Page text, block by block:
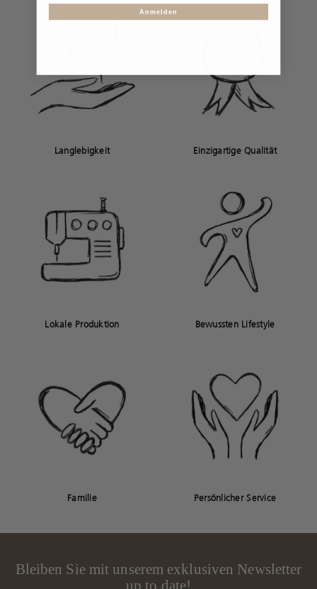
Langlebigkeit Einzigartige Qualität
Lokale Produktion Bewussten Lifestyle
Familie Persönlicher Service
Bleiben Sie mit unserem exklusiven Newsletter
up to date!
Anmelden